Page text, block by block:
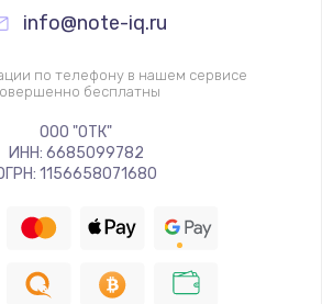
info@note-iq.ru
по телефону в нашем сервисе
бесплатны
ООО "ОТК"
ИНН: 6685099782
1156658071680